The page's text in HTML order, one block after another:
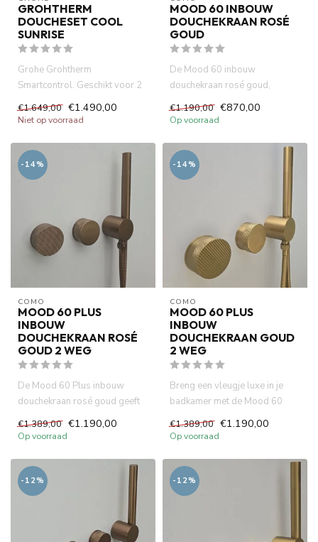
GROHTHERM
DOUCHESET COOL
SUNRISE
Grohe Grohtherm
Smartcontrol. Geschikt voor 2
verbru...
€1.649,00 €1.490,00
Niet op voorraad
MOOD 60 INBOUW
DOUCHEKRAAN ROSÉ
GOUD
De Mood 60 inbouw
douchekraan rosé goud,
een prachti...
€1.190,00 €870,00
Op voorraad
-14%
COMO
MOOD 60 PLUS
INBOUW
DOUCHEKRAAN ROSÉ
GOUD 2 WEG
De Mood 60 Plus inbouw
douchekraan rosé goud geeft
€1.389,00 €1.190,00
Op voorraad
-14%
COMO
MOOD 60 PLUS
INBOUW
DOUCHEKRAAN GOUD
2 WEG
Breng een vleugje luxe in je
badkamer met de Mood 60
€1.389,00 €1.190,00
Op voorraad
-12% -12%